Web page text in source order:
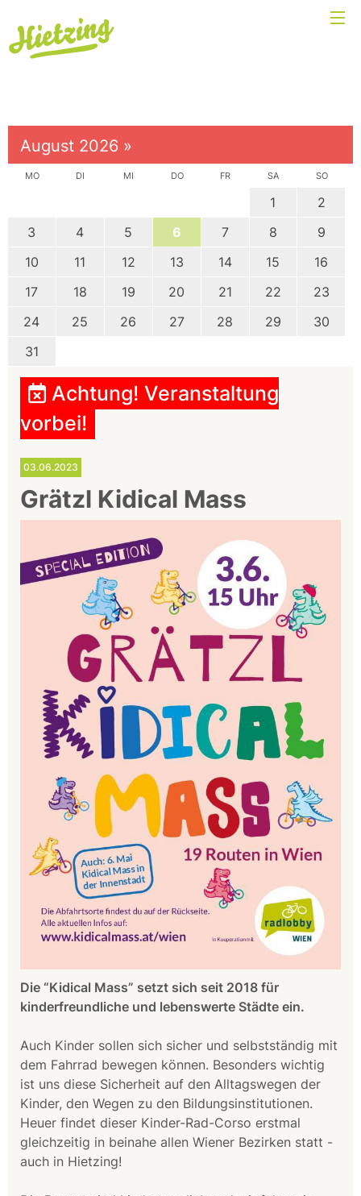
August 2026 »
MO DI MI DO FR SA SO
1
2
3
4 5 6 7 8
9
10
11 12 13 14 15
16
17
18 19 20 21 22
23
24
25 26 27 28 29
30
31
Achtung! Veranstaltung
vorbei!
03.06.2023
Grätzl Kidical Mass
Die “Kidical Mass” setzt sich seit 2018 für
kinderfreundliche und lebenswerte Städte ein.
Auch Kinder sollen sich sicher und selbstständig mit
dem Fahrrad bewegen können. Besonders wichtig
ist uns diese Sicherheit auf den Alltagswegen der
Kinder, den Wegen zu den Bildungsinstitutionen.
Heuer findet dieser Kinder-Rad-Corso erstmal
gleichzeitig in beinahe allen Wiener Bezirken statt -
auch in Hietzing!